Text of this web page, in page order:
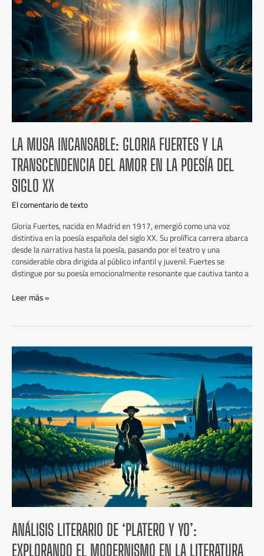
LA MUSA INCANSABLE: GLORIA FUERTES Y LA
TRANSCENDENCIA DEL AMOR EN LA POESÍA DEL
SIGLO XX
El comentario de texto
Gloria Fuertes, nacida en Madrid en 1917, emergió como una voz
distintiva en la poesía española del siglo XX. Su prolífica carrera abarca
desde la narrativa hasta la poesía, pasando por el teatro y una
considerable obra dirigida al público infantil y juvenil. Fuertes se
distingue por su poesía emocionalmente resonante que cautiva tanto a
Fuertes
Transcendencia
del
Amor
en
la
Poesía
del
XX
Leer más »
ANÁLISIS LITERARIO DE ‘PLATERO Y YO’:
EXPLORANDO EL MODERNISMO EN LA LITERATURA
Análisis
Literario
de
‘Platero
y
yo’:
Explorando
el
Modernismo
la
Literatura
Española